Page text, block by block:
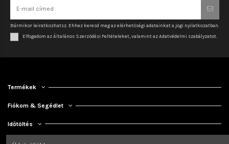
Bármikor leiratkozhatsz. Ehhez keresd meg az elérhetőségi adatainkat a jogi nyilatkozatban.
Elfogadom az Általános Szerződési Feltételeket, valamint az Adatvédelmi szabályzatot.
Termékek
Fiókom & Segédlet
Időtöltés
Kapcsolat